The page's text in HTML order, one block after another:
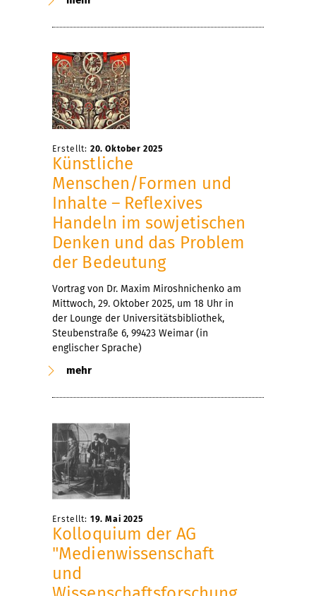
Erstellt: 20. Oktober 2025
Künstliche
Menschen/Formen und
Inhalte – Reflexives
Handeln im sowjetischen
Denken und das Problem
der Bedeutung
Vortrag von Dr. Maxim Miroshnichenko am
Mittwoch, 29. Oktober 2025, um 18 Uhr in
der Lounge der Universitätsbibliothek,
Steubenstraße 6, 99423 Weimar (in
englischer Sprache)
mehr
Erstellt: 19. Mai 2025
Kolloquium der AG
"Medienwissenschaft
und